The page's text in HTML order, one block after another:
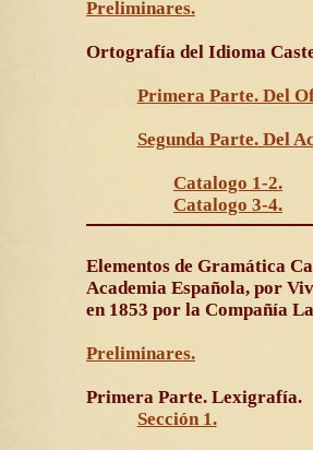
Preliminares.
Ortografía del Idioma
Primera Parte. Del
Segunda Parte. Del
Catalogo 1-2.
Catalogo 3-4.
Elementos de Gramática
Academia Española, por
en 1853 por la Compañía
Preliminares.
Primera Parte. Lexigrafía.
Sección 1.